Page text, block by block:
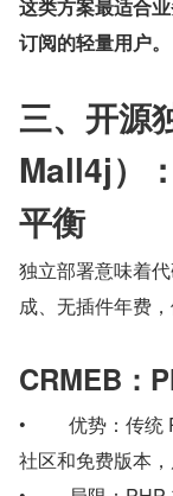
这类方案最适合
订阅的轻量用户。
三、开源
Mall4j）
平衡
独立部署意味着
成、无插件年费
CRMEB：
•         优势：
社区和免费版本